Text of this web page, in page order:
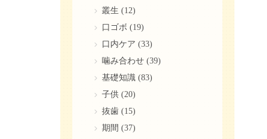
叢生 (12)
口ゴボ (19)
口内ケア (33)
噛み合わせ(39)
基礎知識(83)
子供(20)
抜歯(15)
期間 (37)